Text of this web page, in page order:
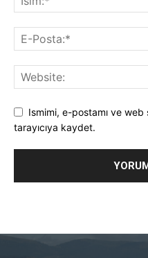
Ismimi, e-postamı ve
tarayıcıya kaydet.